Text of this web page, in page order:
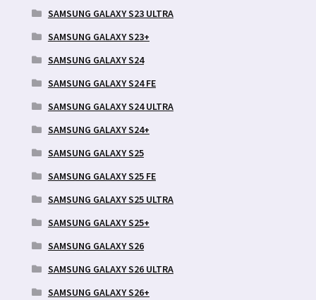
SAMSUNG GALAXY S23 ULTRA
SAMSUNG GALAXY S23+
SAMSUNG GALAXY S24
SAMSUNG GALAXY S24 FE
SAMSUNG GALAXY S24 ULTRA
SAMSUNG GALAXY S24+
SAMSUNG GALAXY S25
SAMSUNG GALAXY S25 FE
SAMSUNG GALAXY S25 ULTRA
SAMSUNG GALAXY S25+
SAMSUNG GALAXY S26
SAMSUNG GALAXY S26 ULTRA
SAMSUNG GALAXY S26+